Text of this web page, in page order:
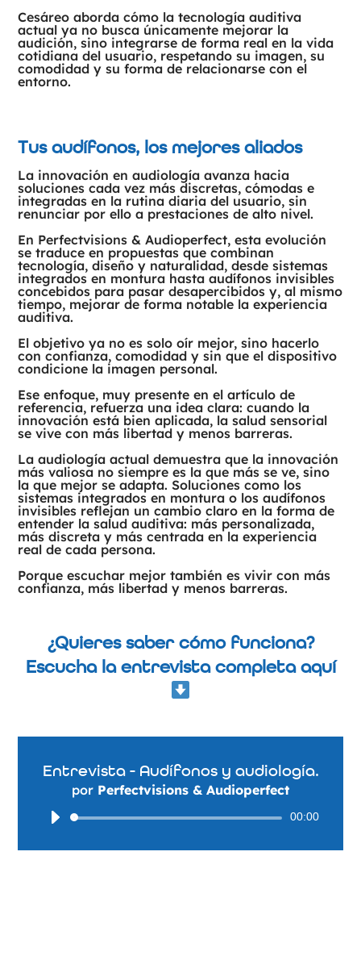
Cesáreo aborda cómo la tecnología auditiva
actual ya no busca únicamente mejorar la
audición, sino integrarse de forma real en la vida
cotidiana del usuario, respetando su imagen, su
comodidad y su forma de relacionarse con el
entorno.
Tus audífonos, los mejores aliados
La innovación en audiología avanza hacia
soluciones cada vez más discretas, cómodas e
integradas en la rutina diaria del usuario, sin
renunciar por ello a prestaciones de alto nivel.
En Perfectvisions & Audioperfect, esta evolución
se traduce en propuestas que combinan
tecnología, diseño y naturalidad, desde sistemas
integrados en montura hasta audífonos invisibles
concebidos para pasar desapercibidos y, al mismo
tiempo, mejorar de forma notable la experiencia
auditiva.
El objetivo ya no es solo oír mejor, sino hacerlo
con confianza, comodidad y sin que el dispositivo
condicione la imagen personal.
Ese enfoque, muy presente en el artículo de
referencia, refuerza una idea clara: cuando la
innovación está bien aplicada, la salud sensorial
se vive con más libertad y menos barreras.
La audiología actual demuestra que la innovación
más valiosa no siempre es la que más se ve, sino
la que mejor se adapta. Soluciones como los
sistemas integrados en montura o los audífonos
invisibles reflejan un cambio claro en la forma de
entender la salud auditiva: más personalizada,
más discreta y más centrada en la experiencia
real de cada persona.
Porque escuchar mejor también es vivir con más
confianza, más libertad y menos barreras.
¿Quieres saber cómo funciona?
Escucha la entrevista completa aquí
Entrevista - Audífonos y audiología.
por Perfectvisions & Audioperfect
Reproductor
00:00